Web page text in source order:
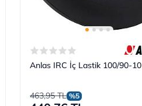
Anlas IRC İç Lastik 100/90-10
463,95 TL %5